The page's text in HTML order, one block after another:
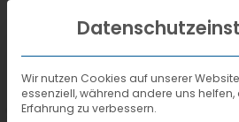
Wir nutzen Cookies auf unserer
essenziell, während andere uns
Erfahrung zu verbessern.